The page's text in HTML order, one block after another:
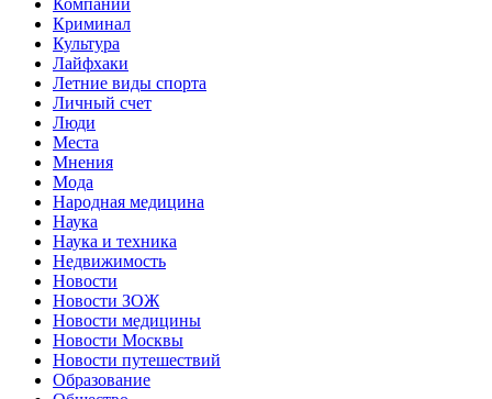
Компании
Криминал
Культура
Лайфхаки
Летние виды спорта
Личный счет
Люди
Места
Мнения
Мода
Народная медицина
Наука
Наука и техника
Недвижимость
Новости
Новости ЗОЖ
Новости медицины
Новости Москвы
Новости путешествий
Образование